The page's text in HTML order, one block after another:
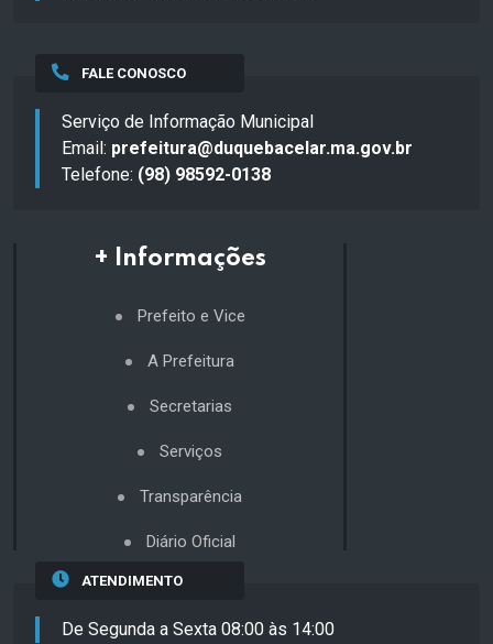
FALE CONOSCO
Serviço de Informação Municipal
Email: prefeitura@duquebacelar.ma.gov.br
Telefone: (98) 98592-0138
+ Informações
Prefeito e Vice
A Prefeitura
Secretarias
Serviços
Transparência
Diário Oficial
ATENDIMENTO
De Segunda a Sexta 08:00 às 14:00